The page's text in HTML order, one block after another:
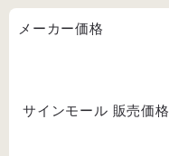
メーカー価格
サインモール 販売価格